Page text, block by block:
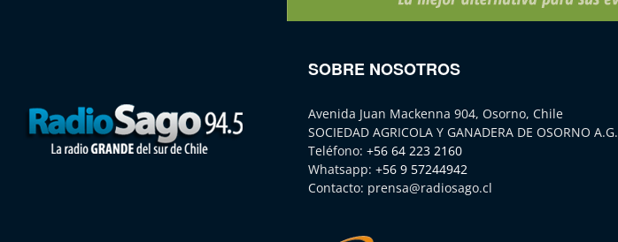
SOBRE NOSOTROS
Avenida Juan Mackenna 904, Osorno, Chile
SOCIEDAD AGRICOLA Y GANADERA DE OSORNO A.G.
Teléfono: +56 64 223 2160
Whatsapp: +56 9 57244942
Contacto: prensa@radiosago.cl